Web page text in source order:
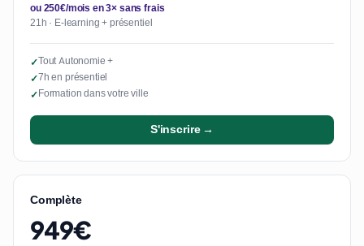
ou 250€/mois en 3× sans frais
21h · E-learning + présentiel
✓Tout Autonomie +
✓7h en présentiel
✓Formation dans votre ville
S'inscrire →
Complète
949€